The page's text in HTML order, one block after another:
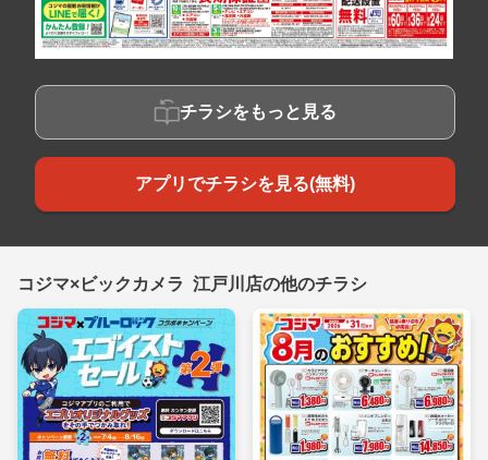
チラシをもっと見る
アプリでチラシを見る(無料)
コジマ×ビックカメラ 江戸川店の他のチラシ